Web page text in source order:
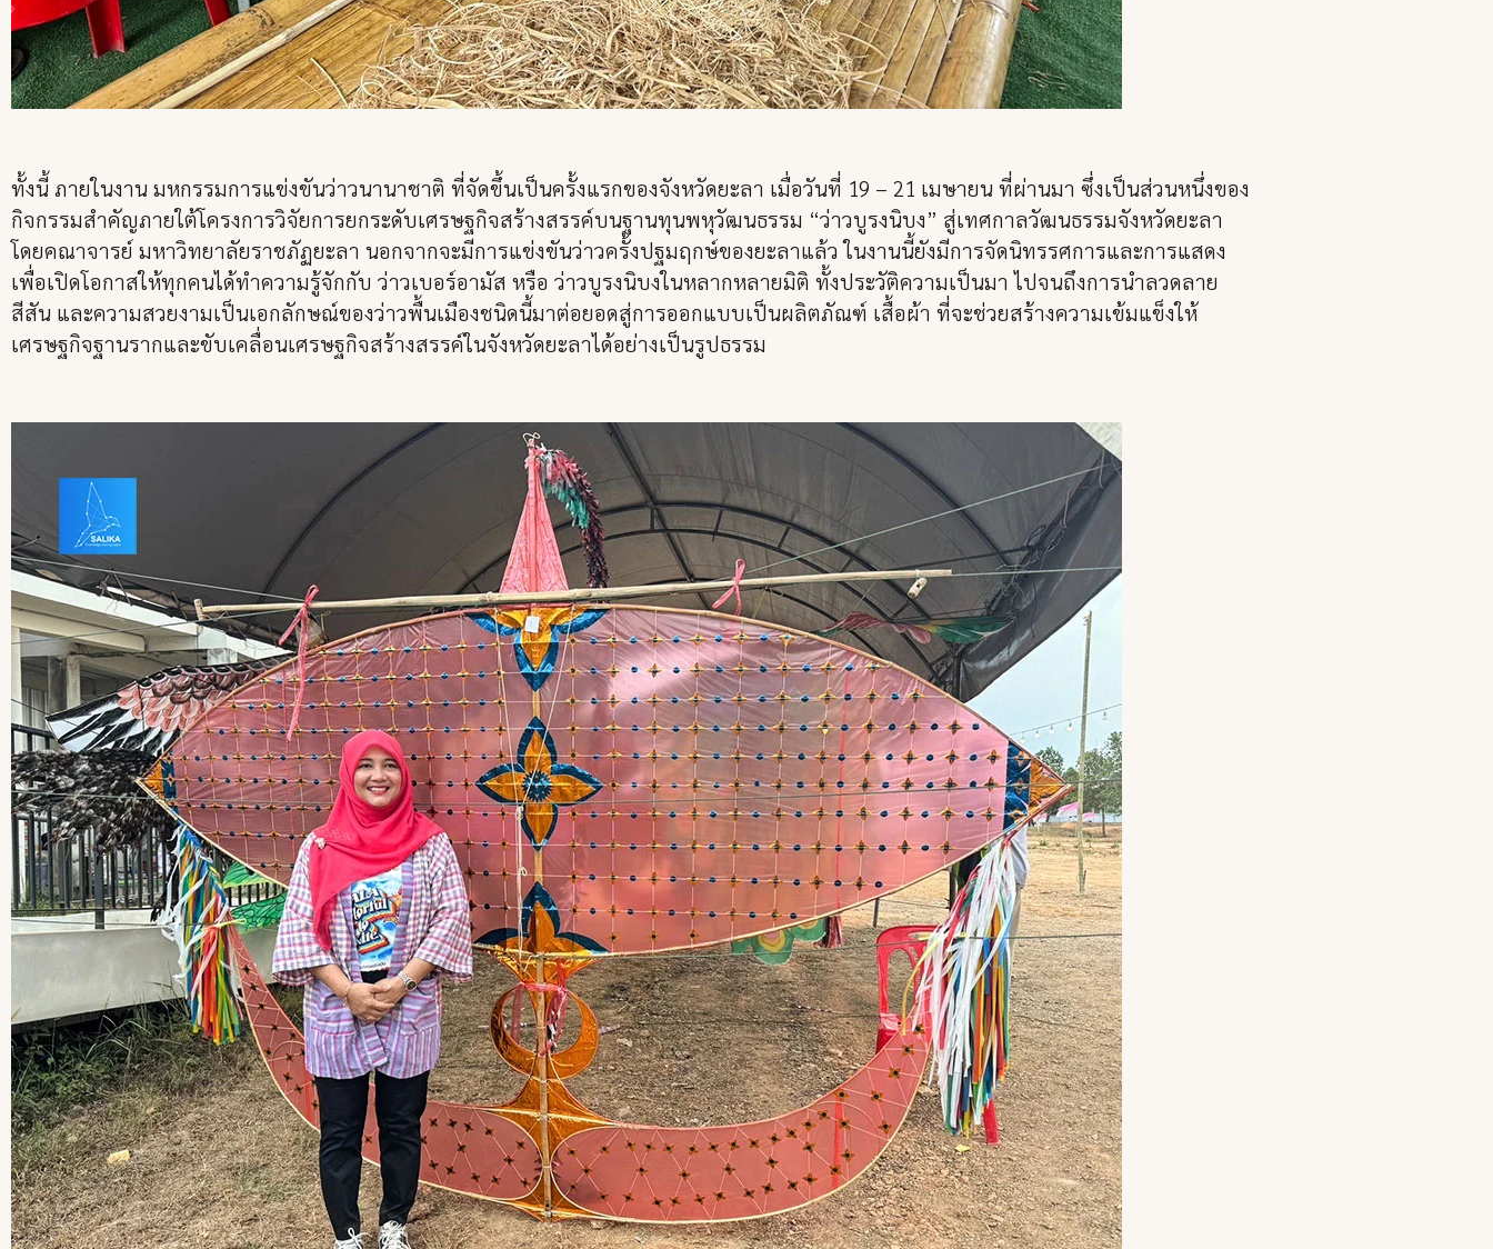
ทั้งนี้ ภายในงาน มหกรรมการแข่งขันว่าวนานาชาติ ที่จัดขึ้นเป็นครั้งแรกของจังหวัดยะลา เมื่อวันที่ 19 – 21 เมษายน ที่ผ่านมา ซึ่งเป็นส่วนหนึ่งของ
กิจกรรมสำคัญภายใต้โครงการวิจัยการยกระดับเศรษฐกิจสร้างสรรค์บนฐานทุนพหุวัฒนธรรม “ว่าวบูรงนิบง” สู่เทศกาลวัฒนธรรมจังหวัดยะลา
โดยคณาจารย์ มหาวิทยาลัยราชภัฏยะลา นอกจากจะมีการแข่งขันว่าวครั้งปฐมฤกษ์ของยะลาแล้ว ในงานนี้ยังมีการจัดนิทรรศการและการแสดง
เพื่อเปิดโอกาสให้ทุกคนได้ทำความรู้จักกับ ว่าวเบอร์อามัส หรือ ว่าวบูรงนิบงในหลากหลายมิติ ทั้งประวัติความเป็นมา ไปจนถึงการนำลวดลาย
สีสัน และความสวยงามเป็นเอกลักษณ์ของว่าวพื้นเมืองชนิดนี้มาต่อยอดสู่การออกแบบเป็นผลิตภัณฑ์ เสื้อผ้า ที่จะช่วยสร้างความเข้มแข็งให้
เศรษฐกิจฐานรากและขับเคลื่อนเศรษฐกิจสร้างสรรค์ในจังหวัดยะลาได้อย่างเป็นรูปธรรม